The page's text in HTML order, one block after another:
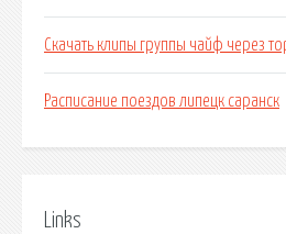
Скачать клипы группы чайф через
Расписание поездов липецк саранск
Links